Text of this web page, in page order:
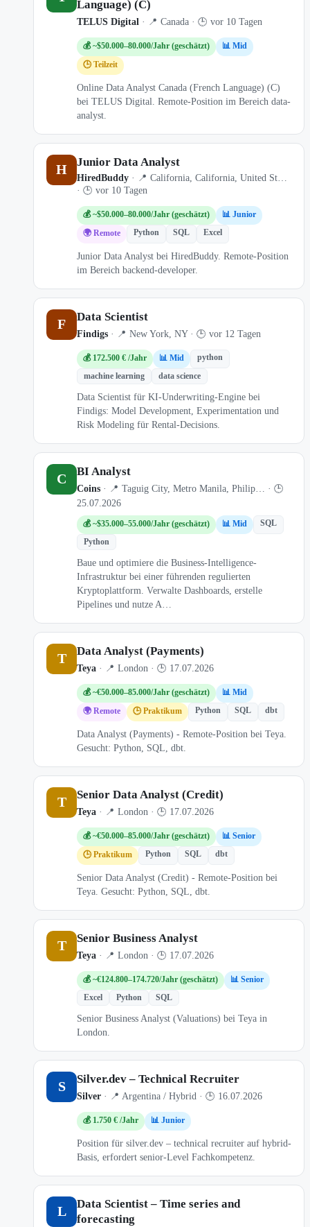
Language) (C)
TELUS Digital · 📍 Canada · 🕒 vor 10 Tagen
💰 ~$50.000–80.000/Jahr (geschätzt)
📊 Mid
🕒 Teilzeit
Online Data Analyst Canada (French Language) (C)
bei TELUS Digital. Remote-Position im Bereich data-
analyst.
H Junior Data Analyst
HiredBuddy · 📍 California, California, United St…
· 🕒 vor 10 Tagen
💰 ~$50.000–80.000/Jahr (geschätzt)
📊 Junior
🌍 Remote
Python SQL Excel
Junior Data Analyst bei HiredBuddy. Remote-Position
im Bereich backend-developer.
F Data Scientist
Findigs · 📍 New York, NY · 🕒 vor 12 Tagen
💰 172.500 € /Jahr 📊 Mid
python
machine learning
data science
Data Scientist für KI-Underwriting-Engine bei
Findigs: Model Development, Experimentation und
Risk Modeling für Rental-Decisions.
C BI Analyst
Coins · 📍 Taguig City, Metro Manila, Philip… · 🕒
25.07.2026
💰 ~$35.000–55.000/Jahr (geschätzt) 📊 Mid
SQL
Python
Baue und optimiere die Business-Intelligence-
Infrastruktur bei einer führenden regulierten
Kryptoplattform. Verwalte Dashboards, erstelle
Pipelines und nutze A…
T Data Analyst (Payments)
Teya · 📍 London · 🕒 17.07.2026
💰 ~€50.000–85.000/Jahr (geschätzt)
📊 Mid
🌍 Remote
🕒 Praktikum Python SQL dbt
Data Analyst (Payments) - Remote-Position bei Teya.
Gesucht: Python, SQL, dbt.
T Senior Data Analyst (Credit)
Teya · 📍 London · 🕒 17.07.2026
💰 ~€50.000–85.000/Jahr (geschätzt)
📊 Senior
🕒 Praktikum
Python SQL dbt
Senior Data Analyst (Credit) - Remote-Position bei
Teya. Gesucht: Python, SQL, dbt.
T Senior Business Analyst
Teya · 📍 London · 🕒 17.07.2026
💰 ~€124.800–174.720/Jahr (geschätzt)
📊 Senior
Excel
Python SQL
Senior Business Analyst (Valuations) bei Teya in
London.
S Silver.dev – Technical Recruiter
Silver · 📍 Argentina / Hybrid · 🕒 16.07.2026
💰 1.750 € /Jahr 📊 Junior
Position für silver.dev – technical recruiter auf hybrid-
Basis, erfordert senior-Level Fachkompetenz.
L
Data Scientist – Time series and
forecasting